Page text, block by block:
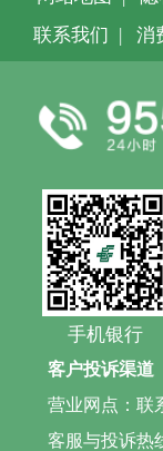
联系我们
消
手机银行
客户投诉渠道
营业网点：联
客服与投诉热